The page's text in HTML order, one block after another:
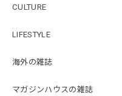
CULTURE
LIFESTYLE
海外の雑誌
マガジンハウスの雑誌